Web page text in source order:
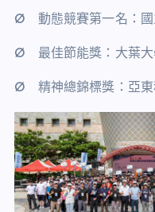
Ø 動態競賽第一名：
Ø 最佳節能獎：大葉
Ø 精神總錦標獎：亞